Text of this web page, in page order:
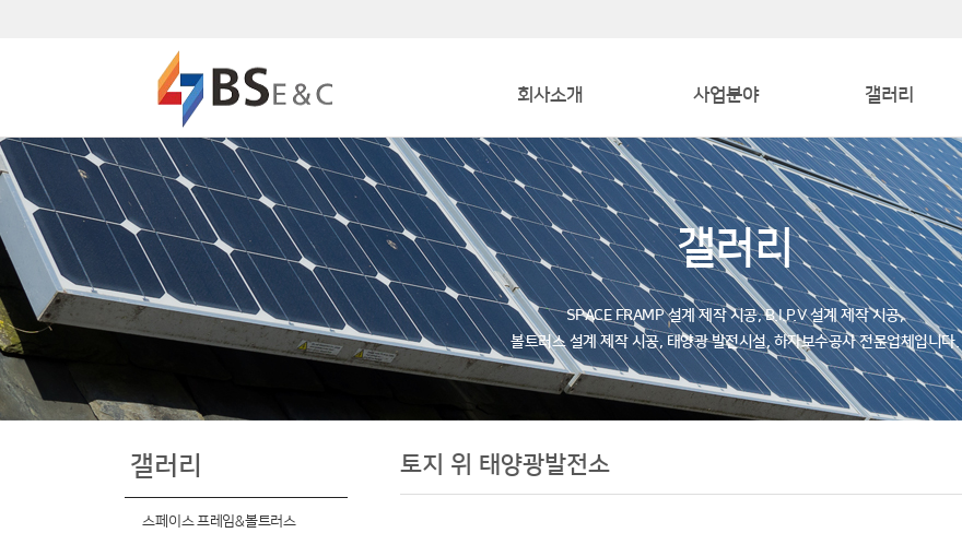
회사소개
인사말
연혁
조직도
오시는 길
사업분야
사업소개
사업분야
갤러리
스페이스 프레임&볼트러스
B. I. P. V
토지 위 태양광발전소
갤러리
SPACE FRAMP 설계 제작 시공, B.I.P.V 설계 제작 시공,
볼트러스 설계 제작 시공, 태양광 발전시설, 하자보수공사 전문업체입니다.
갤러리
스페이스 프레임&볼트러스
토지 위 태양광발전소